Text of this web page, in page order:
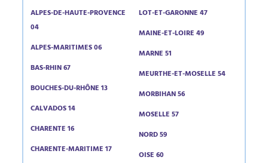
ALPES-DE-HAUTE-PROVENCE
04
ALPES-MARITIMES 06
BAS-RHIN 67
BOUCHES-DU-RHÔNE 13
CALVADOS 14
CHARENTE 16
CHARENTE-MARITIME 17
LOT-ET-GARONNE 47
MAINE-ET-LOIRE 49
MARNE 51
MEURTHE-ET-MOSELLE 54
MORBIHAN 56
MOSELLE 57
NORD 59
OISE 60